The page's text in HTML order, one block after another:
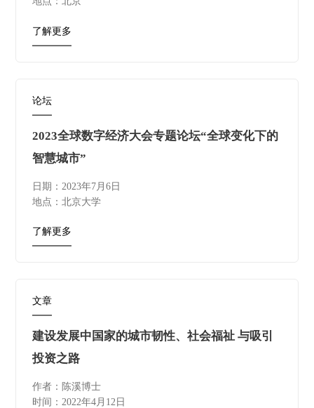
了解更多
论坛
2023全球数字经济大会专题论坛“全球变化下的
智慧城市”
日期：2023年7月6日
地点：北京大学
了解更多
文章
建设发展中国家的城市韧性、社会福祉 与吸引
投资之路
作者：陈溪博士
时间：2022年4月12日